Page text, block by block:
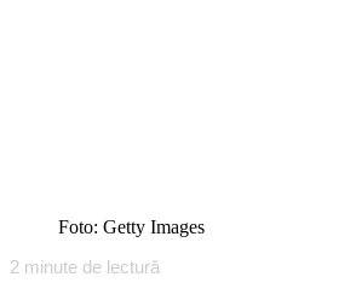
Foto: Getty Images
2 minute de lectură